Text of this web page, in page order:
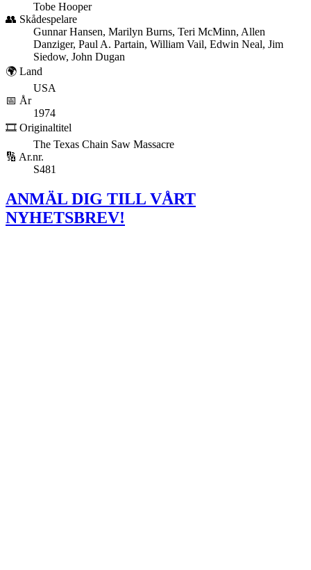
Tobe Hooper
👥 Skådespelare
Gunnar Hansen, Marilyn Burns, Teri McMinn, Allen
Danziger, Paul A. Partain, William Vail, Edwin Neal, Jim
Siedow, John Dugan
🌍 Land
USA
📅 År
1974
🎞️ Originaltitel
The Texas Chain Saw Massacre
🔢 Ar.nr.
S481
ANMÄL DIG TILL VÅRT
NYHETSBREV!